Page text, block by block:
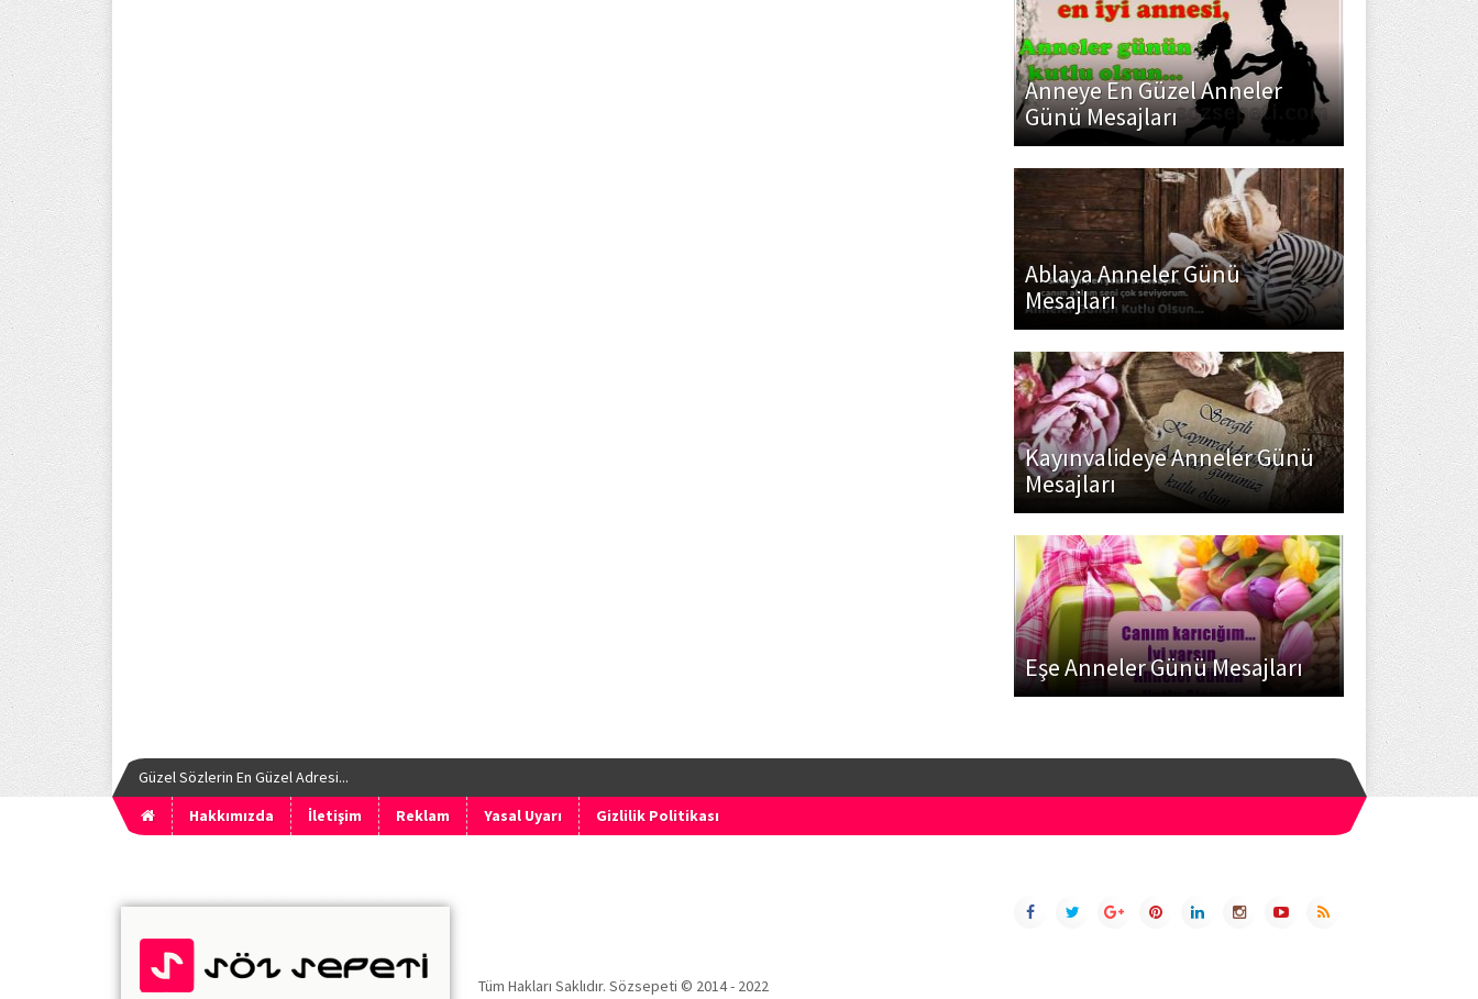
Anneye En Güzel Anneler
Günü Mesajları
Ablaya Anneler Günü
Mesajları
Kayınvalideye Anneler Günü
Mesajları
Eşe Anneler Günü Mesajları
Güzel Sözlerin En Güzel Adresi...
Hakkımızda
İletişim Reklam Yasal Uyarı Gizlilik Politikası
Tüm Hakları Saklıdır. Sözsepeti © 2014 - 2022